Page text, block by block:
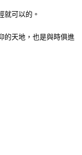
就可以的。
的天地，也是與時俱進